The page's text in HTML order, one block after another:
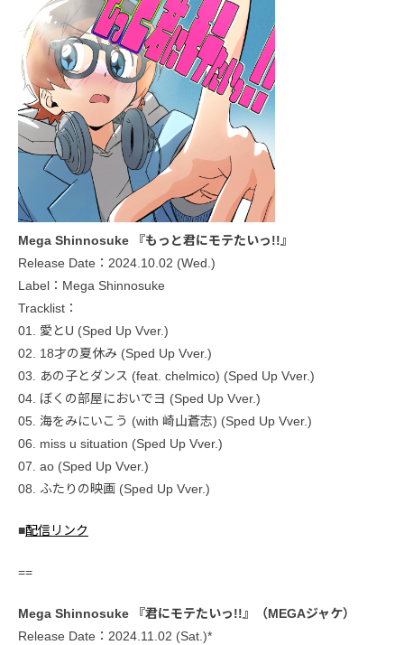
Mega Shinnosuke 『もっと君にモテたいっ!!』
Release Date：2024.10.02 (Wed.)
Label：Mega Shinnosuke
Tracklist：
01. 愛とU (Sped Up Vver.)
02. 18才の夏休み (Sped Up Vver.)
03. あの子とダンス (feat. chelmico) (Sped Up Vver.)
04. ぼくの部屋においでヨ (Sped Up Vver.)
05. 海をみにいこう (with 崎山蒼志) (Sped Up Vver.)
06. miss u situation (Sped Up Vver.)
07. ao (Sped Up Vver.)
08. ふたりの映画 (Sped Up Vver.)
■配信リンク
==
Mega Shinnosuke 『君にモテたいっ!!』（MEGAジャケ）
Release Date：2024.11.02 (Sat.)*